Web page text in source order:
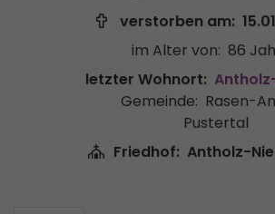
verstorben am:
im Alter von: 86
letzter Wohnort:
Gemeinde: Rasen-
Pustertal
Friedhof: Antholz-